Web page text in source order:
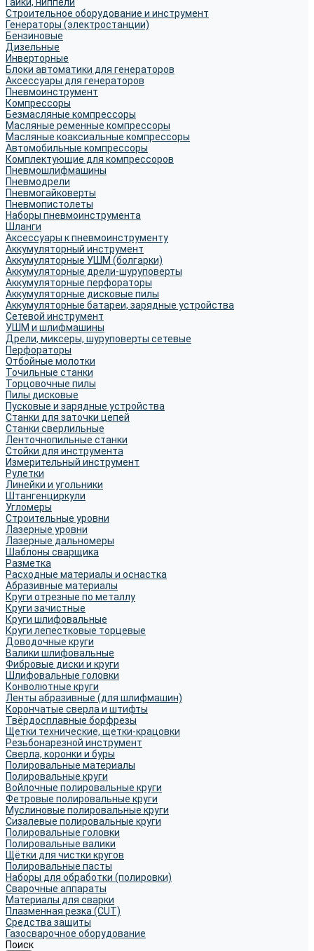
Строительное оборудование и инструмент
Генераторы (электростанции)
Бензиновые
Дизельные
Инверторные
Блоки автоматики для генераторов
Аксессуары для генераторов
Пневмоинструмент
Компрессоры
Безмасляные компрессоры
Масляные ременные компрессоры
Масляные коаксиальные компрессоры
Автомобильные компрессоры
Комплектующие для компрессоров
Пневмошлифмашины
Пневмодрели
Пневмогайковерты
Пневмопистолеты
Наборы пневмоинструмента
Шланги
Аксессуары к пневмоинструменту
Аккумуляторный инструмент
Аккумуляторные УШМ (болгарки)
Аккумуляторные дрели-шуруповерты
Аккумуляторные перфораторы
Аккумуляторные дисковые пилы
Аккумуляторные батареи, зарядные устройства
Сетевой инструмент
УШМ и шлифмашины
Дрели, миксеры, шуруповерты сетевые
Перфораторы
Отбойные молотки
Точильные станки
Торцовочные пилы
Пилы дисковые
Пусковые и зарядные устройства
Станки для заточки цепей
Станки сверлильные
Ленточнопильные станки
Стойки для инструмента
Измерительный инструмент
Рулетки
Линейки и угольники
Штангенциркули
Угломеры
Строительные уровни
Лазерные уровни
Лазерные дальномеры
Шаблоны сварщика
Разметка
Расходные материалы и оснастка
Абразивные материалы
Круги отрезные по металлу
Круги зачистные
Круги шлифовальные
Круги лепестковые торцевые
Доводочные круги
Валики шлифовальные
Фибровые диски и круги
Шлифовальные головки
Конволютные круги
Ленты абразивные (для шлифмашин)
Корончатые сверла и штифты
Твёрдосплавные борфрезы
Щетки технические, щетки-крацовки
Резьбонарезной инструмент
Сверла, коронки и буры
Полировальные материалы
Полировальные круги
Войлочные полировальные круги
Фетровые полировальные круги
Муслиновые полировальные круги
Cизалевые полировальные круги
Полировальные головки
Полировальные валики
Щётки для чистки кругов
Полировальные пасты
Наборы для обработки (полировки)
Сварочные аппараты
Материалы для сварки
Плазменная резка (CUT)
Средства защиты
Газосварочное оборудование
Поиск